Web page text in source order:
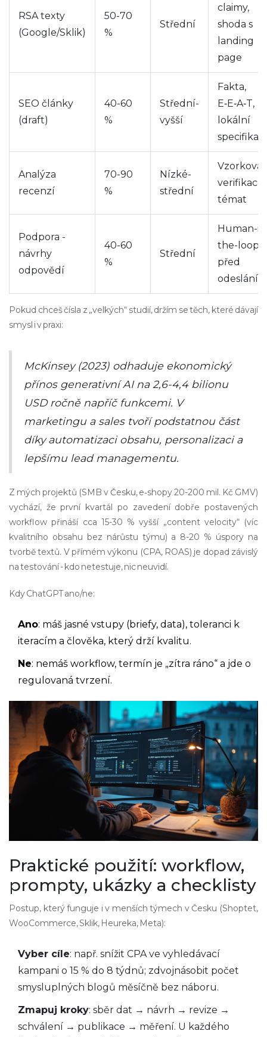
RSA texty
(Google/Sklik)
50-70
%
Střední
claimy,
shoda s
landing
page
SEO články
(draft)
40-60
%
Střední-
vyšší
Fakta,
E‑E‑A‑T,
lokální
specifika
Analýza
recenzí
70-90
%
Nízké-
střední
Vzorková
verifikace
témat
Podpora -
návrhy
odpovědí
40-60
%
Střední
Human-
the-loop
před
odesláním
Pokud chceš čísla z „velkých“ studií, držím se těch, které dávají
smysl i v praxi:
McKinsey (2023) odhaduje ekonomický
přínos generativní AI na 2,6-4,4 bilionu
USD ročně napříč funkcemi. V
marketingu a sales tvoří podstatnou část
díky automatizaci obsahu, personalizaci a
lepšímu lead managementu.
Z mých projektů (SMB v Česku, e‑shopy 20-200 mil. Kč GMV)
vychází, že první kvartál po zavedení dobře postavených
workflow přináší cca 15-30 % vyšší „content velocity“ (víc
kvalitního obsahu bez nárůstu týmu) a 8-20 % úspory na
tvorbě textů. V přímém výkonu (CPA, ROAS) je dopad závislý
na testování - kdo netestuje, nic neuvidí.
Kdy ChatGPT ano/ne:
Ano: máš jasné vstupy (briefy, data), toleranci k
iteracím a člověka, který drží kvalitu.
Ne: nemáš workflow, termín je „zítra ráno“ a jde o
regulovaná tvrzení.
Praktické použití: workflow,
prompty, ukázky a checklisty
Postup, který funguje i v menších týmech v Česku (Shoptet,
WooCommerce, Sklik, Heureka, Meta):
Vyber cíle: např. snížit CPA ve vyhledávací
kampani o 15 % do 8 týdnů; zdvojnásobit počet
smysluplných blogů měsíčně bez náboru.
Zmapuj kroky: sběr dat → návrh → revize →
schválení → publikace → měření. U každého